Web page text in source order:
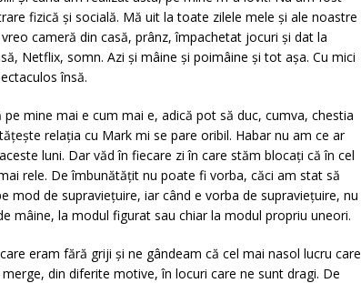
fizică și socială. Mă uit la toate zilele mele și ale noastre
cameră din casă, prânz, împachetat jocuri și dat la
Netflix, somn. Azi și mâine și poimâine și tot așa. Cu mici
însă.
mine mai e cum mai e, adică pot să duc, cumva, chestia
relația cu Mark mi se pare oribil. Habar nu am ce ar
luni. Dar văd în fiecare zi în care stăm blocați că în cel
rele. De îmbunătățit nu poate fi vorba, căci am stat să
mod de supraviețuire, iar când e vorba de supraviețuire, nu
mâine, la modul figurat sau chiar la modul propriu uneori.
eram fără griji și ne gândeam că cel mai nasol lucru care
din diferite motive, în locuri care ne sunt dragi. De